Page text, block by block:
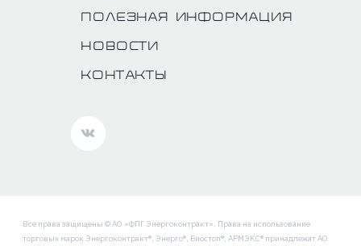
Полезная информация
Новости
Контакты
Все права защищены © АО «ФПГ Энергоконтракт». Права на использование
торговых марок Энергоконтракт®, Энерго®, Биостоп®, АРМЭКС® принадлежат АО